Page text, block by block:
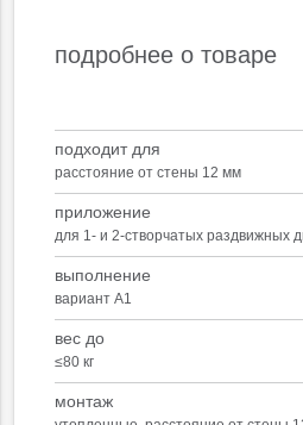
подробнее о товаре
подходит для
расстояние от стены 12 мм
приложение
для 1- и 2-створчатых раздвижных
выполнение
вариант A1
вес до
≤80 кг
монтаж